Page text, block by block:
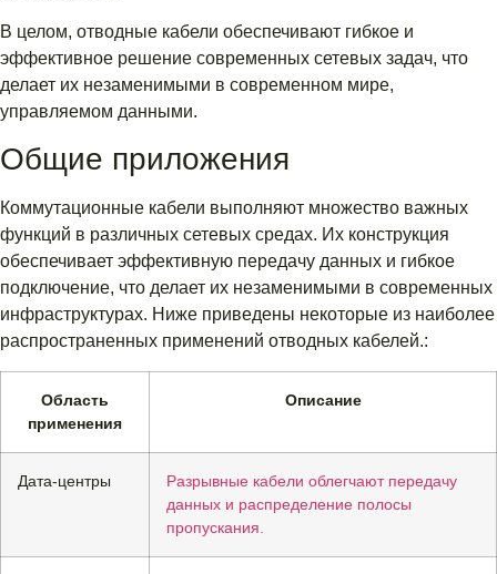
В целом, отводные кабели обеспечивают гибкое и
эффективное решение современных сетевых задач, что
делает их незаменимыми в современном мире,
управляемом данными.
Общие приложения
Коммутационные кабели выполняют множество важных
функций в различных сетевых средах. Их конструкция
обеспечивает эффективную передачу данных и гибкое
подключение, что делает их незаменимыми в современных
инфраструктурах. Ниже приведены некоторые из наиболее
распространенных применений отводных кабелей.:
Область
применения
Описание
Дата-центры
Разрывные кабели облегчают передачу
данных и распределение полосы
пропускания.